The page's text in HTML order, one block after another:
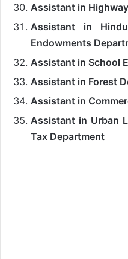
Assistant in
Assistant in
Endowments
Assistant in School
Assistant in Forest
Assistant in
Assistant in Urban
Tax Department